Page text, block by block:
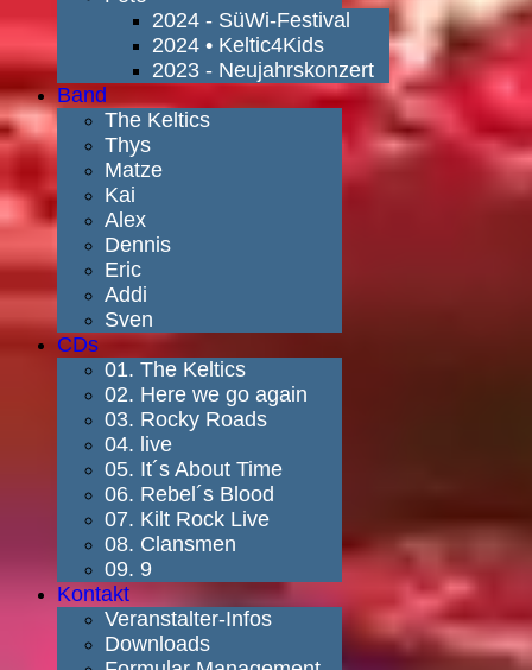
2024 - SüWi-Festival
2024 • Keltic4Kids
2023 - Neujahrskonzert
Band
The Keltics
Thys
Matze
Kai
Alex
Dennis
Eric
Addi
Sven
CDs
01. The Keltics
02. Here we go again
03. Rocky Roads
04. live
05. It´s About Time
06. Rebel´s Blood
07. Kilt Rock Live
08. Clansmen
09. 9
Kontakt
Veranstalter-Infos
Downloads